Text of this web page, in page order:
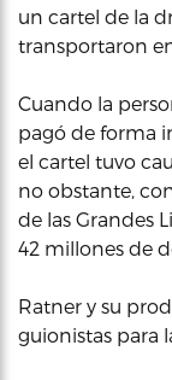
un cartel de la
transportaron
Cuando la
pagó de forma
el cartel tuvo
no obstante,
de las Grandes
42 millones de
Ratner y su
guionistas para